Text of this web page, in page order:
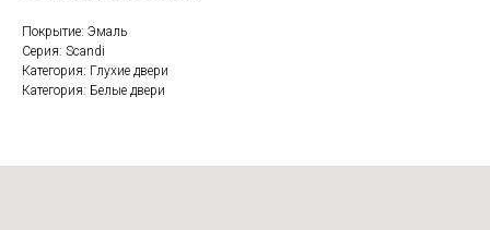
Покрытие: Эмаль
Серия: Scandi
Категория: Глухие двери
Категория: Белые двери